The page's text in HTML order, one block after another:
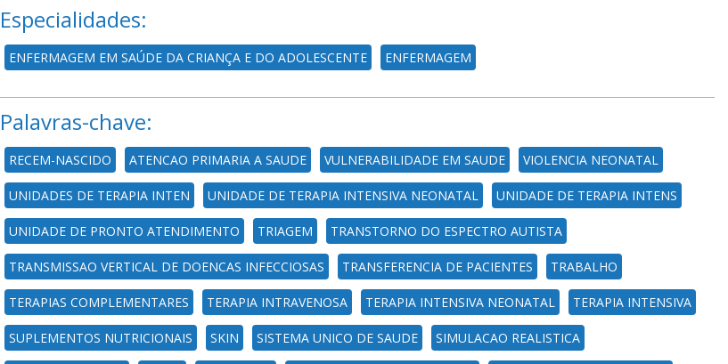
Especialidades:
ENFERMAGEM EM SAÚDE DA CRIANÇA E DO ADOLESCENTE ENFERMAGEM
Palavras-chave:
RECEM-NASCIDO ATENCAO PRIMARIA A SAUDE VULNERABILIDADE EM SAUDE VIOLENCIA NEONATAL
UNIDADES DE TERAPIA INTEN UNIDADE DE TERAPIA INTENSIVA NEONATAL UNIDADE DE TERAPIA INTENS
UNIDADE DE PRONTO ATENDIMENTO TRIAGEM TRANSTORNO DO ESPECTRO AUTISTA
TRANSMISSAO VERTICAL DE DOENCAS INFECCIOSAS TRANSFERENCIA DE PACIENTES TRABALHO
TERAPIAS COMPLEMENTARES TERAPIA INTRAVENOSA TERAPIA INTENSIVA NEONATAL TERAPIA INTENSIVA
SUPLEMENTOS NUTRICIONAIS SKIN SISTEMA UNICO DE SAUDE SIMULACAO REALISTICA